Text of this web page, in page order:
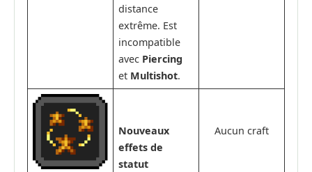
distance
extrême. Est
incompatible
avec Piercing
et Multishot.
Nouveaux
effets de
statut
Aucun craft